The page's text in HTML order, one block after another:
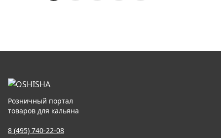
Розничный портал
товаров для кальяна
8 (495) 740-22-08